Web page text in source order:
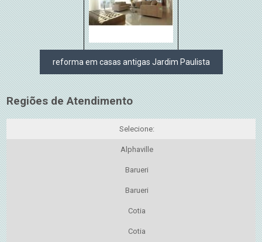
reforma em casas antigas Jardim Paulista
Regiões de Atendimento
Selecione:
Alphaville
Barueri
Barueri
Cotia
Cotia